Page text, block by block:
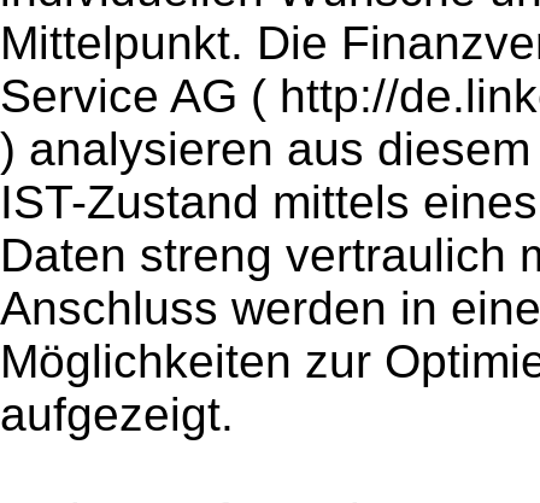
Mittelpunkt. Die
Service AG ( http://
) analysieren aus
IST-Zustand mittels
Daten streng vertraulich
Anschluss werden in
Möglichkeiten zur
aufgezeigt.